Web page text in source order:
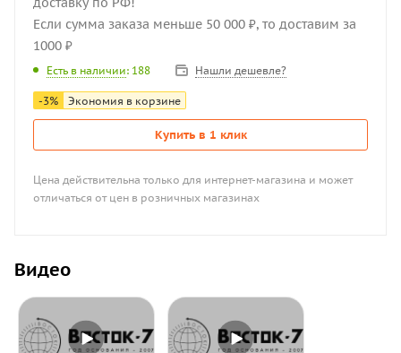
Если сумма заказа меньше 50 000 ₽, то доставим за
1000 ₽
Есть в наличии: 188 Нашли дешевле?
-3% Экономия в корзине
Купить в 1 клик
Цена действительна только для интернет-магазина и может
отличаться от цен в розничных магазинах
Видео